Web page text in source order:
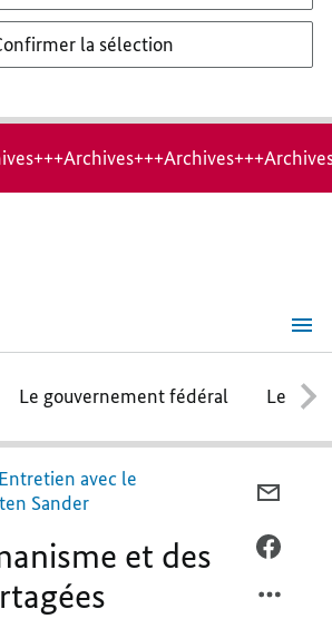
la sélection
Le gouvernement fédéral Le
avec le
Sander
et des